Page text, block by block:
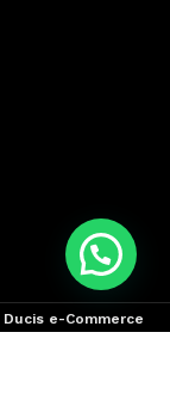
Ducis e-Commerce